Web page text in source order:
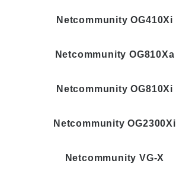
Netcommunity OG410Xi
Netcommunity OG810Xa
Netcommunity OG810Xi
Netcommunity OG2300Xi
Netcommunity VG-X